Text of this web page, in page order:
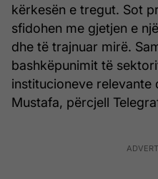
kërkesën e tregut. Sot
sfidohen me gjetjen e
dhe të trajnuar mirë.
bashkëpunimit të
institucioneve relevante
Mustafa, përcjell